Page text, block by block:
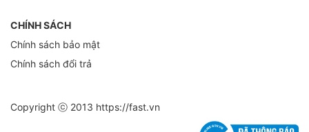
CHÍNH SÁCH
Chính sách bảo mật
Chính sách đổi trả
Copyright ⓒ 2013 https://fast.vn